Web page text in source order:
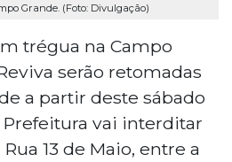
Grande. (Foto: Divulgação)
trégua na Campo
serão retomadas
a partir deste sábado
Prefeitura vai interditar
13 de Maio, entre a